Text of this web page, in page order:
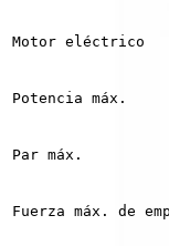
Motor eléctrico
Potencia máx.
Par máx.
Fuerza máx. de